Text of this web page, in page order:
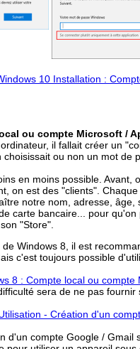
10 Installation :
ou compte Microsoft /
il fallait créer un
ou non un mot de
en moins possible. Avant,
on est des "clients".
notre nom, adresse, âge,
carte bancaire... pour qu'on
"Store".
Windows 8, il est
c'est toujours possible
8 : Compte local ou compte
sera de ne pas fournir
- Création d'un
d'un compte Google / Gmail